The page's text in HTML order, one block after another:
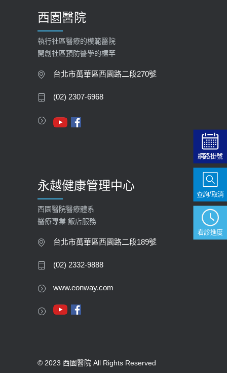
【快速肝癌篩檢MRI】新檢查服務
2026-02-06
大吃大喝、肥胖害到膽囊！膽結石、
膽息肉如何處理？
2023-09-27
西園醫院
執行社區醫療的模範醫院
開創社區預防醫學的標竿
台北市萬華區西園路二段270號
(02) 2307-6968
永越健康管理中心
西園醫院醫療體系
醫療專業 飯店服務
台北市萬華區西園路二段189號
(02) 2332-9888
www.eonway.com
© 2023 西園醫院 All Rights Reserved
網路掛號
看診進度
查詢/取消